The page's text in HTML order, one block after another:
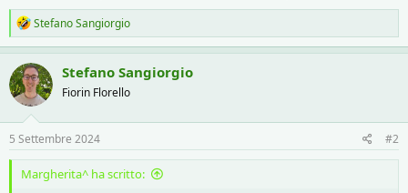
R
e
a
c
t
i
o
n
s
:
Stefano Sangiorgio
Stefano Sangiorgio
Fiorin Florello
5 Settembre 2024 #2
Margherita^ ha scritto: